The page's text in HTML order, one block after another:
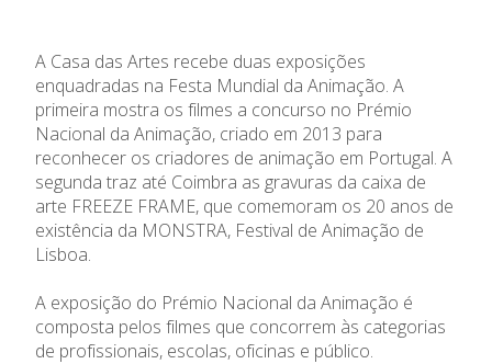
A Casa das Artes recebe duas exposições
enquadradas na Festa Mundial da Animação. A
primeira mostra os filmes a concurso no Prémio
Nacional da Animação, criado em 2013 para
reconhecer os criadores de animação em Portugal. A
segunda traz até Coimbra as gravuras da caixa de
arte FREEZE FRAME, que comemoram os 20 anos de
existência da MONSTRA, Festival de Animação de
Lisboa.
A exposição do Prémio Nacional da Animação é
composta pelos filmes que concorrem às categorias
de profissionais, escolas, oficinas e público.